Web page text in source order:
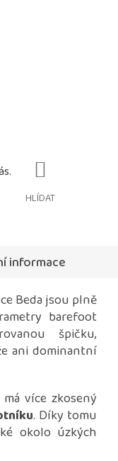
HLÍDAT
informace
Beda jsou plně
barefoot
špičku,
ani dominantní
má více zkosený
. Díky tomu
okolo úzkých